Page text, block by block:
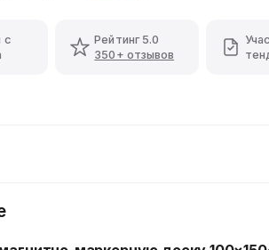
с
Рейтинг 5.0
350+ отзывов